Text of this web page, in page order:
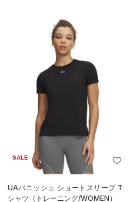
SALE
UAバニッシュ ショートスリーブ T
シャツ（トレーニング/WOMEN）